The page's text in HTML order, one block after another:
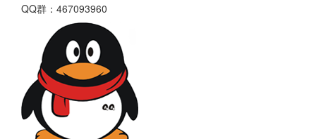
QQ群：467093960